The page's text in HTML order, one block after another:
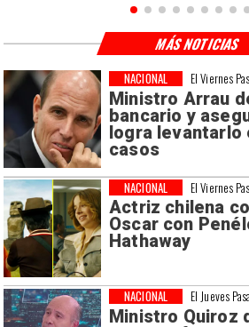
El Viernes
Ministro Arrau
bancario y
logra levantarlo
casos
NACIONAL
El Viernes
Actriz chilena
Oscar con
Hathaway
NACIONAL
El Jueves
Ministro Quiroz
NACIONAL
MÁS NOTICIAS